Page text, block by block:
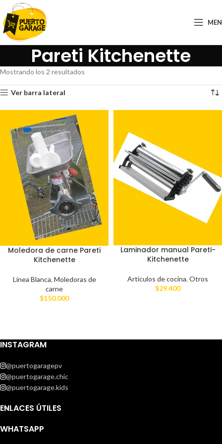
Pareti Kitchenette
Mostrando los 2 resultados
Ver barra lateral
Moledora de carne Pareti
Kitchenette
Línea Blanca, Moledoras de
carne
$150.000
Laminador manual Pareti-
Kitchenette
Artículos de cocina, Otros
$29.400
INSTAGRAM
@puertogaragepv
@puertogarage.chic
@puertogarage.kids
ENLACES ÚTILES
WHATSAPP